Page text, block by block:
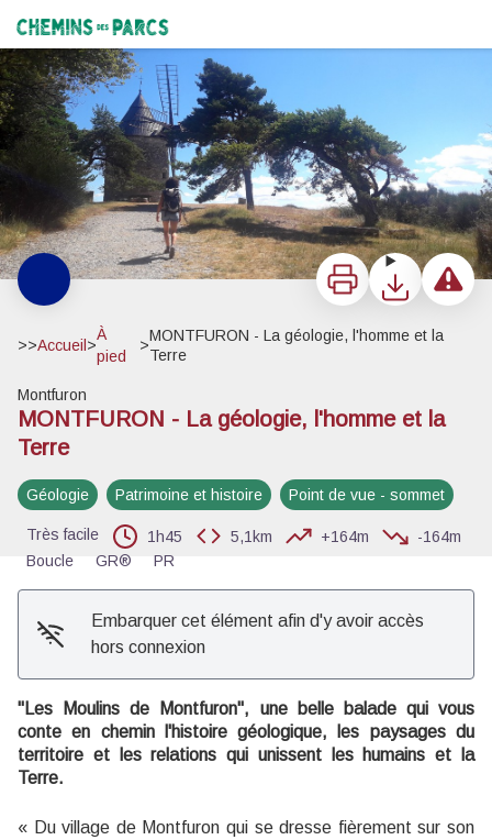
Chemins des Parcs
Voir l'image en plein écran
ImprimerTéléchargerSignaler
>>Accueil >
À
pied
>
MONTFURON - La géologie, l'homme et la
Terre
Montfuron
MONTFURON - La géologie, l'homme et la
Terre
Géologie Patrimoine et histoire Point de vue - sommet
Très facile 1h45 5,1km +164m
-164m
Boucle
GR® PR
Embarquer cet élément afin d'y avoir accès
hors connexion
''Les Moulins de Montfuron'', une belle balade qui vous
conte en chemin l'histoire géologique, les paysages du
territoire et les relations qui unissent les humains et la
Terre.
« Du village de Montfuron qui se dresse fièrement sur son